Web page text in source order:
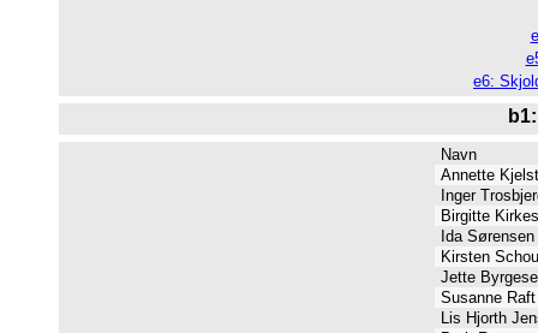
e6:
Navn
Annette
Inger
Birgitte
Ida Sørensen
Kirsten
Jette
Susanne
Lis Hjorth